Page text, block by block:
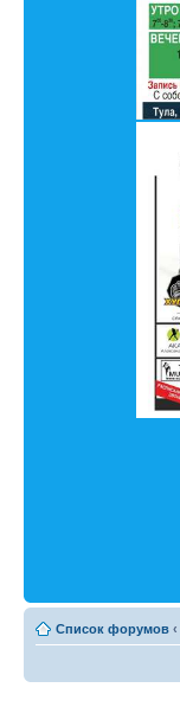
Список форумов ‹